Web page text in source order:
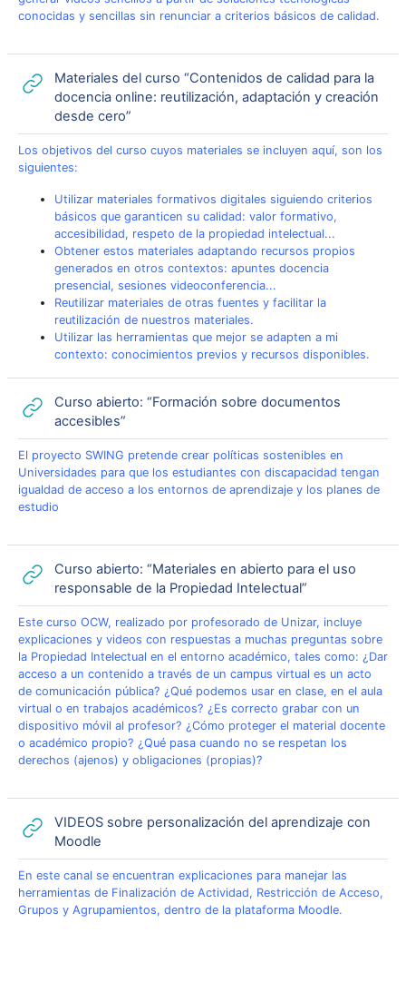
conocidas y sencillas sin renunciar a criterios básicos de calidad.
Materiales del curso “Contenidos de calidad para la
docencia online: reutilización, adaptación y creación
desde cero”
Los objetivos del curso cuyos materiales se incluyen aquí, son los
siguientes:
Utilizar materiales formativos digitales siguiendo criterios
básicos que garanticen su calidad: valor formativo,
accesibilidad, respeto de la propiedad intelectual...
Obtener estos materiales adaptando recursos propios
generados en otros contextos: apuntes docencia
presencial, sesiones videoconferencia...
Reutilizar materiales de otras fuentes y facilitar la
reutilización de nuestros materiales.
Utilizar las herramientas que mejor se adapten a mi
contexto: conocimientos previos y recursos disponibles.
Curso abierto: “Formación sobre documentos
accesibles”
El proyecto SWING pretende crear políticas sostenibles en
Universidades para que los estudiantes con discapacidad tengan
igualdad de acceso a los entornos de aprendizaje y los planes de
estudio
Curso abierto: “Materiales en abierto para el uso
responsable de la Propiedad Intelectual”
Este curso OCW, realizado por profesorado de Unizar, incluye
explicaciones y videos con respuestas a muchas preguntas sobre
la Propiedad Intelectual en el entorno académico, tales como: ¿Dar
acceso a un contenido a través de un campus virtual es un acto
de comunicación pública? ¿Qué podemos usar en clase, en el aula
virtual o en trabajos académicos? ¿Es correcto grabar con un
dispositivo móvil al profesor? ¿Cómo proteger el material docente
o académico propio? ¿Qué pasa cuando no se respetan los
derechos (ajenos) y obligaciones (propias)?
VIDEOS sobre personalización del aprendizaje con
Moodle
En este canal se encuentran explicaciones para manejar las
herramientas de Finalización de Actividad, Restricción de Acceso,
Grupos y Agrupamientos, dentro de la plataforma Moodle.